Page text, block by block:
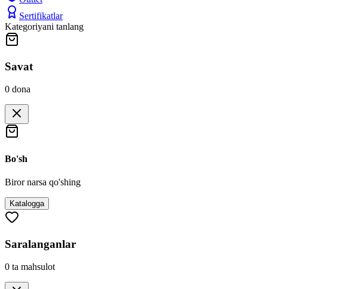
Sertifikatlar
Kategoriyani tanlang
Savat
0 dona
Bo'sh
Biror narsa qo'shing
Katalogga
Saralanganlar
0 ta mahsulot